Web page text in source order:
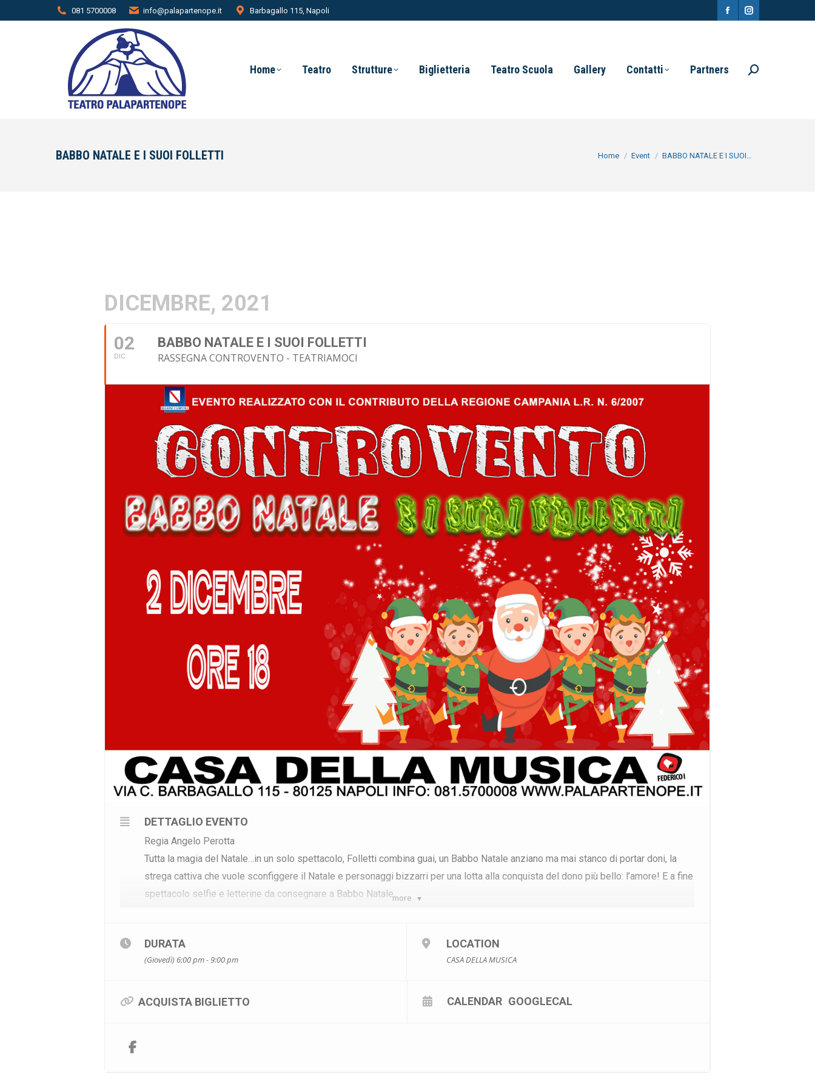
081 5700008 info@palapartenope.it Barbagallo 115, Napoli
FacebookInstagram
Home Teatro Strutture Biglietteria Teatro Scuola Gallery Contatti Partners Search:
BABBO NATALE E I SUOI FOLLETTI You are here:
Home Event BABBO NATALE E I SUOI…
DICEMBRE, 2021
02
DIC
BABBO NATALE E I SUOI FOLLETTI
RASSEGNA CONTROVENTO - TEATRIAMOCI
more
DETTAGLIO EVENTO
Regia Angelo Perotta
Tutta la magia del Natale…in un solo spettacolo, Folletti combina guai, un Babbo Natale anziano ma mai stanco di portar doni, la
strega cattiva che vuole sconfiggere il Natale e personaggi bizzarri per una lotta alla conquista del dono più bello: l’amore! E a fine
spettacolo selfie e letterine da consegnare a Babbo Natale
DURATA
(Giovedì) 6:00 pm - 9:00 pm
LOCATION
CASA DELLA MUSICA
ACQUISTA BIGLIETTO CALENDAR GOOGLECAL